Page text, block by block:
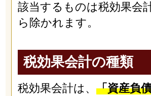
該当するものは税効果会
ら除かれます。
税効果会計の種類
税効果会計は、 「資産負